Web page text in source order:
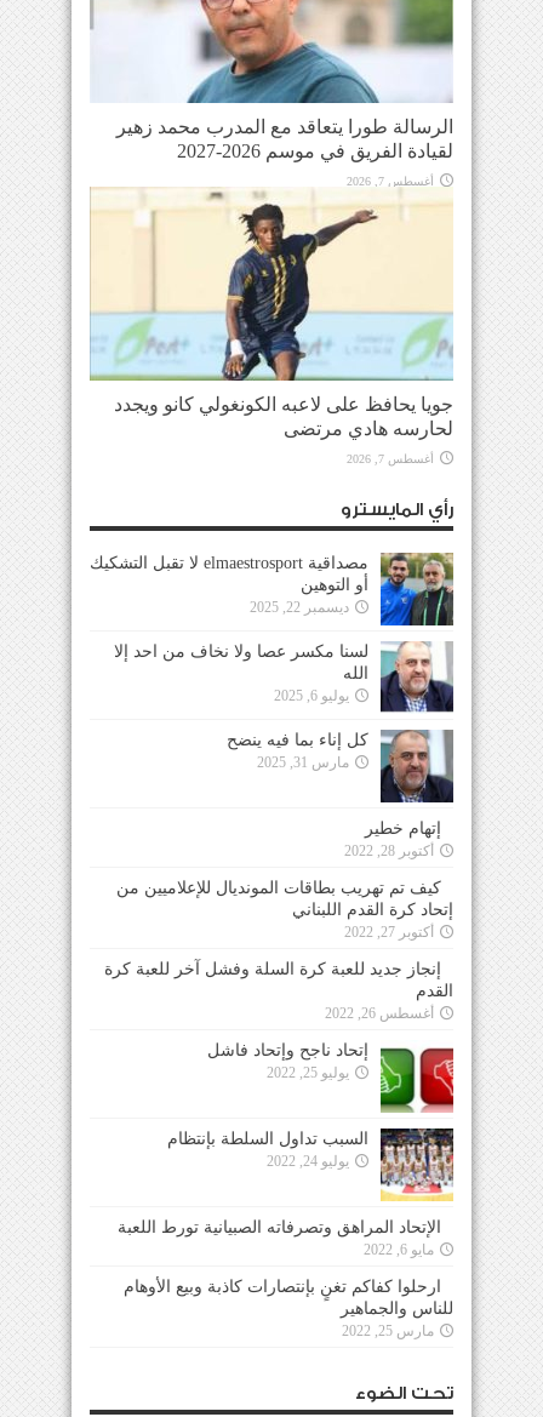
الرسالة طورا يتعاقد مع المدرب محمد زهير
لقيادة الفريق في موسم 2026-2027
أغسطس 7, 2026
جويا يحافظ على لاعبه الكونغولي كانو ويجدد
لحارسه هادي مرتضى
أغسطس 7, 2026
رأي المايسترو
مصداقية elmaestrosport لا تقبل التشكيك
أو التوهين
ديسمبر 22, 2025
لسنا مكسر عصا ولا نخاف من احد إلا
الله
يوليو 6, 2025
كل إناء بما فيه ينضح
مارس 31, 2025
إتهام خطير
أكتوبر 28, 2022
كيف تم تهريب بطاقات المونديال للإعلاميين من
إتحاد كرة القدم اللبناني
أكتوبر 27, 2022
إنجاز جديد للعبة كرة السلة وفشل آخر للعبة كرة
القدم
أغسطس 26, 2022
إتحاد ناجح وإتحاد فاشل
يوليو 25, 2022
السبب تداول السلطة بإنتظام
يوليو 24, 2022
الإتحاد المراهق وتصرفاته الصبيانية تورط اللعبة
مايو 6, 2022
ارحلوا كفاكم تغنٍ بإنتصارات كاذبة وبيع الأوهام
للناس والجماهير
مارس 25, 2022
تحت الضوء